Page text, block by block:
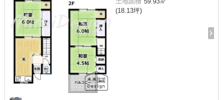
(18.13坪)